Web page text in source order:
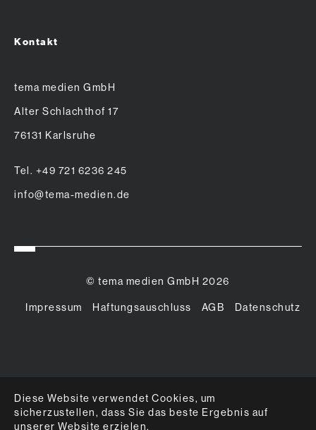
Diese Website verwendet Cookies, um
sicherzustellen, dass Sie das beste Ergebnis auf
unserer Website erzielen.
Kontakt
tema medien GmbH
Alter Schlachthof 17
76131 Karlsruhe
Tel. +49 721 6236 245
info@tema-medien.de
© tema medien GmbH 2026
Impressum Haftungsauschluss AGB Datenschutz